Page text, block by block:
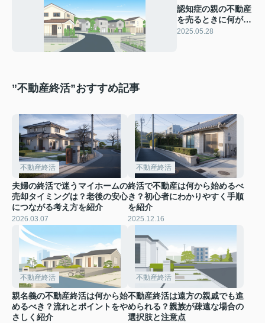
認知症の親の不動産
を売るときに何が必
要？法律や手続きの
2025.05.28
”不動産終活”おすすめ記事
不動産終活
夫婦の終活で迷うマイホームの
売却タイミングは？老後の安心
につながる考え方を紹介
2026.03.07
不動産終活
終活で不動産は何から始めるべ
き？初心者にわかりやすく手順
を紹介
2025.12.16
不動産終活
親名義の不動産終活は何から始
めるべき？流れとポイントをや
さしく紹介
不動産終活
不動産終活は遠方の親戚でも進
められる？親族が疎遠な場合の
選択肢と注意点